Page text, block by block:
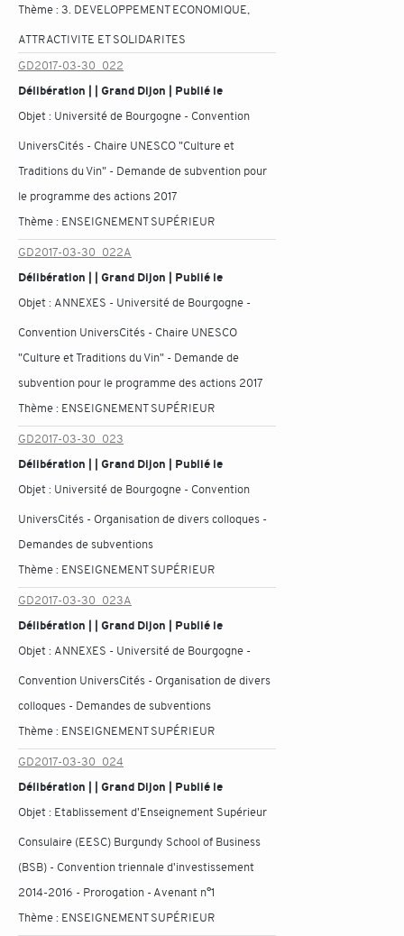
Thème :3. DEVELOPPEMENT ECONOMIQUE,
ATTRACTIVITE ET SOLIDARITES
GD2017-03-30_022
Délibération | | Grand Dijon | Publié le
Objet : Université de Bourgogne - Convention
UniversCités - Chaire UNESCO "Culture et
Traditions du Vin" - Demande de subvention pour
le programme des actions 2017
Thème : ENSEIGNEMENT SUPÉRIEUR
GD2017-03-30_022A
Délibération | | Grand Dijon | Publié le
Objet : ANNEXES - Université de Bourgogne -
Convention UniversCités - Chaire UNESCO
"Culture et Traditions du Vin" - Demande de
subvention pour le programme des actions 2017
Thème : ENSEIGNEMENT SUPÉRIEUR
GD2017-03-30_023
Délibération | | Grand Dijon | Publié le
Objet : Université de Bourgogne - Convention
UniversCités - Organisation de divers colloques -
Demandes de subventions
Thème : ENSEIGNEMENT SUPÉRIEUR
GD2017-03-30_023A
Délibération | | Grand Dijon | Publié le
Objet : ANNEXES - Université de Bourgogne -
Convention UniversCités - Organisation de divers
colloques - Demandes de subventions
Thème : ENSEIGNEMENT SUPÉRIEUR
GD2017-03-30_024
Délibération | | Grand Dijon | Publié le
Objet : Etablissement d'Enseignement Supérieur
Consulaire (EESC) Burgundy School of Business
(BSB) - Convention triennale d'investissement
2014-2016 - Prorogation - Avenant n°1
Thème : ENSEIGNEMENT SUPÉRIEUR